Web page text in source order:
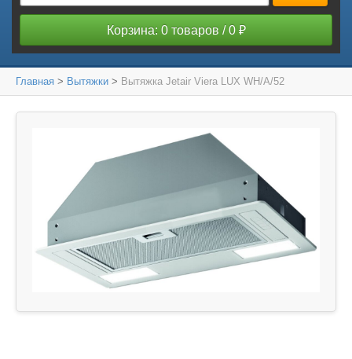
Корзина: 0 товаров / 0 ₽
Главная > Вытяжки > Вытяжка Jetair Viera LUX WH/A/52